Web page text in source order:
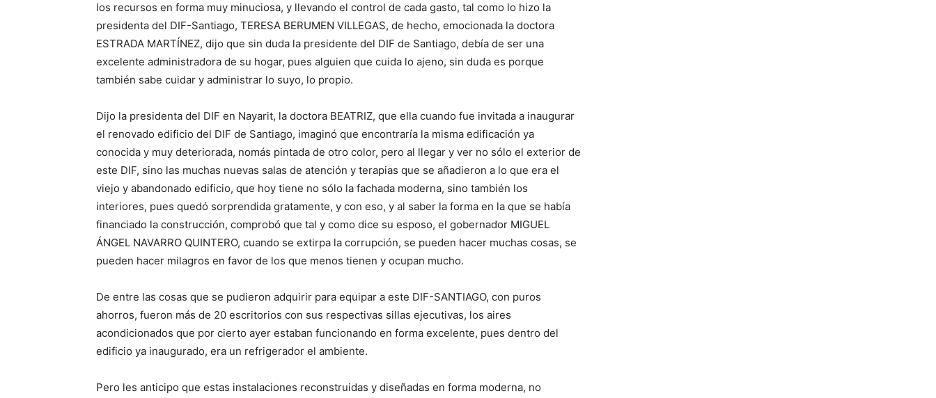
los recursos en forma muy minuciosa, y llevando el control de cada gasto, tal como lo hizo la
presidenta del DIF-Santiago, TERESA BERUMEN VILLEGAS, de hecho, emocionada la doctora
ESTRADA MARTÍNEZ, dijo que sin duda la presidente del DIF de Santiago, debía de ser una
excelente administradora de su hogar, pues alguien que cuida lo ajeno, sin duda es porque
también sabe cuidar y administrar lo suyo, lo propio.
Dijo la presidenta del DIF en Nayarit, la doctora BEATRIZ, que ella cuando fue invitada a inaugurar
el renovado edificio del DIF de Santiago, imaginó que encontraría la misma edificación ya
conocida y muy deteriorada, nomás pintada de otro color, pero al llegar y ver no sólo el exterior de
este DIF, sino las muchas nuevas salas de atención y terapias que se añadieron a lo que era el
viejo y abandonado edificio, que hoy tiene no sólo la fachada moderna, sino también los
interiores, pues quedó sorprendida gratamente, y con eso, y al saber la forma en la que se había
financiado la construcción, comprobó que tal y como dice su esposo, el gobernador MIGUEL
ÁNGEL NAVARRO QUINTERO, cuando se extirpa la corrupción, se pueden hacer muchas cosas, se
pueden hacer milagros en favor de los que menos tienen y ocupan mucho.
De entre las cosas que se pudieron adquirir para equipar a este DIF-SANTIAGO, con puros
ahorros, fueron más de 20 escritorios con sus respectivas sillas ejecutivas, los aires
acondicionados que por cierto ayer estaban funcionando en forma excelente, pues dentro del
edificio ya inaugurado, era un refrigerador el ambiente.
Pero les anticipo que estas instalaciones reconstruidas y diseñadas en forma moderna, no